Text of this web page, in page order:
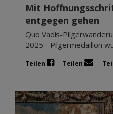
Mit
entgegen gehen
Quo Vadis-
2025 - Pilgermedaillon
Teilen Teilen